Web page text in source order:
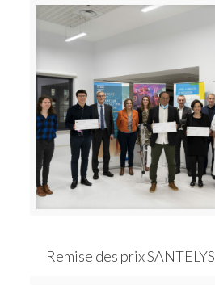
Remise des prix SANTELYS